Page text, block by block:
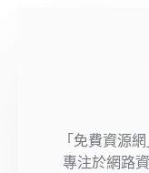
「免費資源
專注於網路